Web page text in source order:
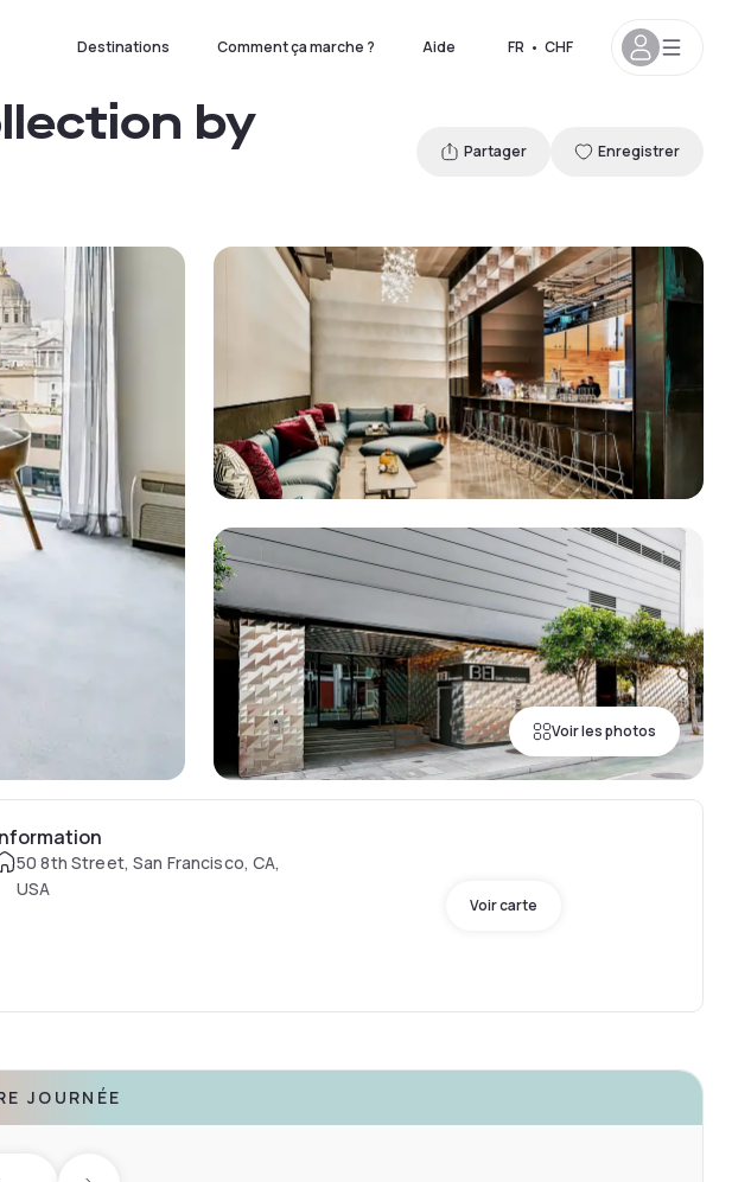
Destinations Comment ça marche ? Aide FR • CHF
Voir les photos
by
Partager Enregistrer
50 8th Street, San Francisco, CA,
USA
Voir carte
JOURNÉE